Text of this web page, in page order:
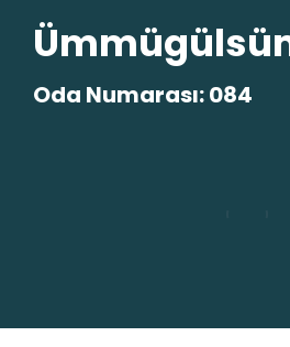
Oda Numarası: 084